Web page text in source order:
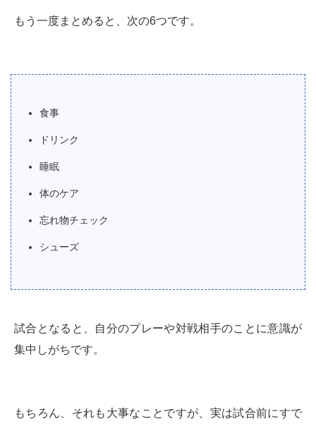
もう一度まとめると、次の6つです。
食事
ドリンク
睡眠
体のケア
忘れ物チェック
シューズ
試合となると、自分のプレーや対戦相手のことに意識が
集中しがちです。
もちろん、それも大事なことですが、実は試合前にすで